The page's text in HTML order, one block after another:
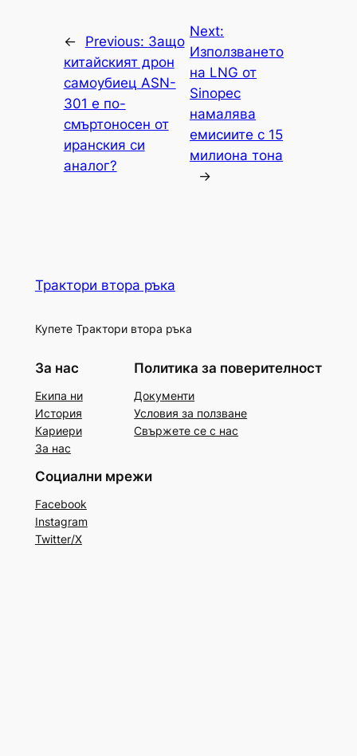
← Previous: Защо
китайският дрон
самоубиец ASN-
301 е по-
смъртоносен от
иранския си
аналог?
Next:
Използването
на LNG от
Sinopec
намалява
емисиите с 15
милиона тона
→
Трактори втора ръка
Купете Трактори втора ръка
За нас
Екипа ни
История
Кариери
За нас
Политика за поверителност
Документи
Условия за ползване
Свържете се с нас
Социални мрежи
Facebook
Instagram
Twitter/X